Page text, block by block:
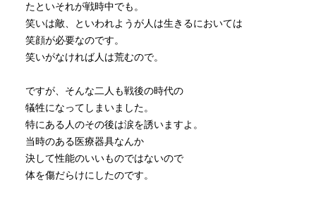
たといそれが戦時中でも。
笑いは敵、といわれようが人は生きるにおいては
笑顔が必要なのです。
笑いがなければ人は荒むので。
ですが、そんな二人も戦後の時代の
犠牲になってしまいました。
特にある人のその後は涙を誘いますよ。
当時のある医療器具なんか
決して性能のいいものではないので
体を傷だらけにしたのです。